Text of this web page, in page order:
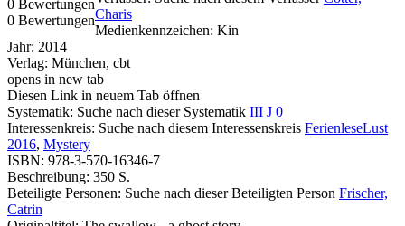
0 Bewertungen
0 BewertungenCharis
Medienkennzeichen: Kin
Jahr: 2014
Verlag: München, cbt
opens in new tab
Diesen Link in neuem Tab öffnen
Systematik: Suche nach dieser Systematik III J 0
Interessenkreis: Suche nach diesem Interessenskreis FerienleseLust
2016, Mystery
ISBN: 978-3-570-16346-7
Beschreibung: 350 S.
Beteiligte Personen: Suche nach dieser Beteiligten Person Frischer,
Catrin